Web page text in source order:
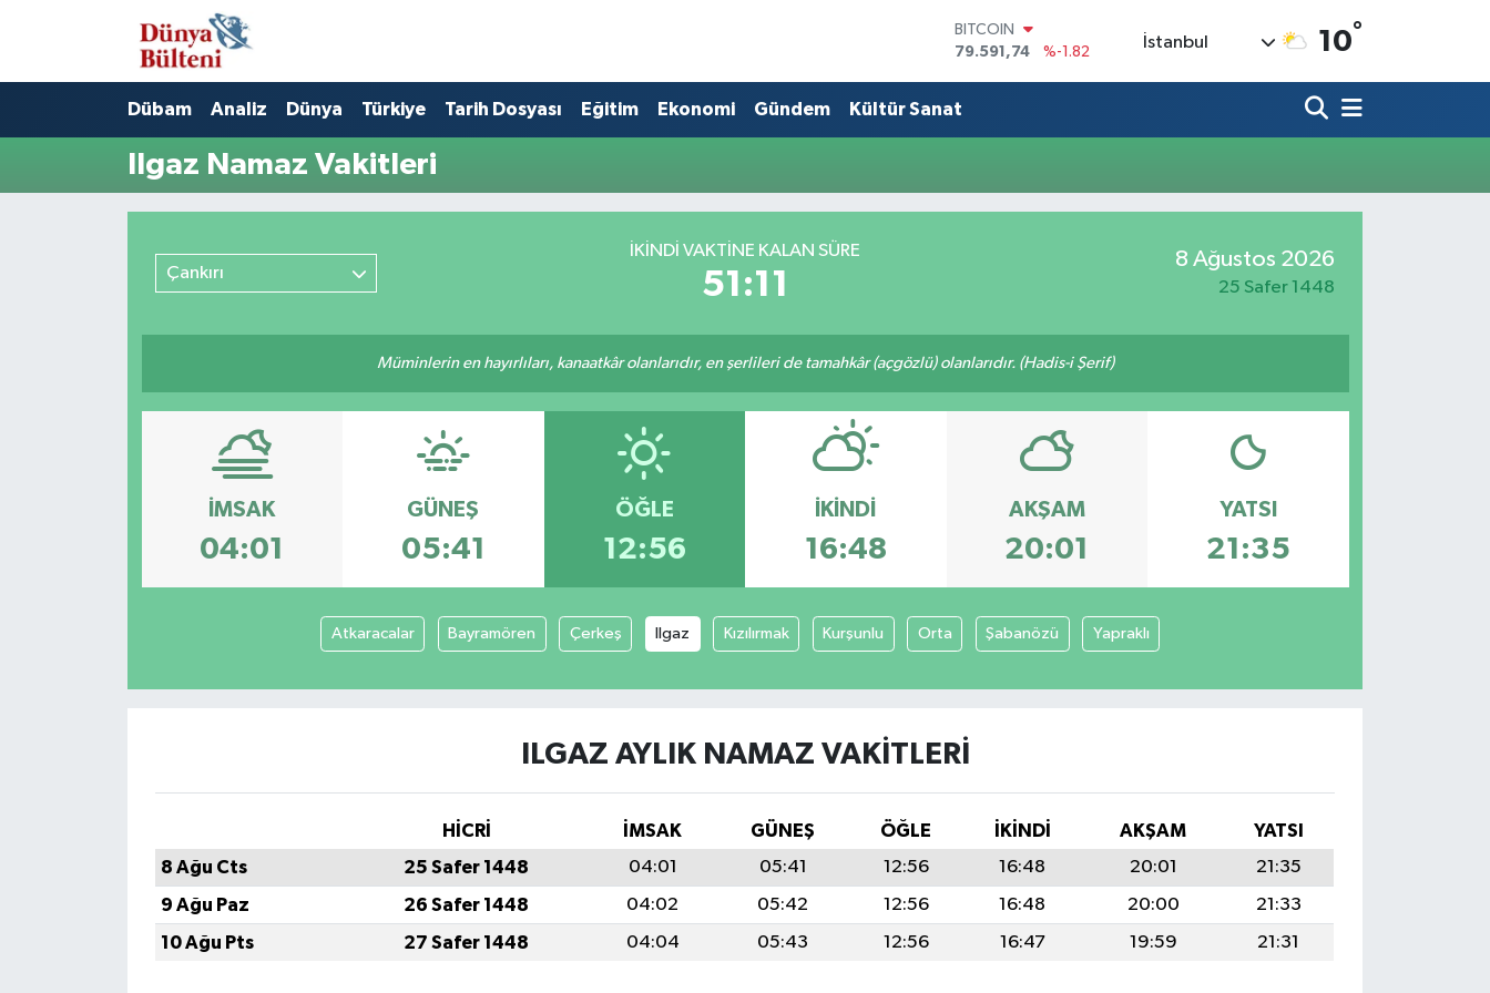
BITCOIN
79.591,74
%-1.82
EURO
53,38690
%0.19
İstanbul 10°
Dübam Analiz Dünya Türkiye Tarih Dosyası Eğitim Ekonomi Gündem Kültür Sanat
Ilgaz Namaz Vakitleri
Çankırı
İKINDI VAKTİNE KALAN SÜRE
51:11
8 Ağustos 2026
25 Safer 1448
Müminlerin en hayırlıları, kanaatkâr olanlarıdır, en şerlileri de tamahkâr (açgözlü) olanlarıdır. (Hadis-i Şerif)
İMSAK
04:01
GÜNEŞ
05:41
ÖĞLE
12:56
İKINDI
16:48
AKŞAM
20:01
YATSI
21:35
Atkaracalar Bayramören Çerkeş Ilgaz Kızılırmak Kurşunlu Orta Şabanözü Yapraklı
ILGAZ AYLIK NAMAZ VAKITLERI
HİCRİ İMSAK GÜNEŞ ÖĞLE İKINDI AKŞAM
YATSI
8 Ağu Cts
25 Safer 1448 04:01 05:41 12:56 16:48 20:01
21:35
9 Ağu Paz
26 Safer 1448 04:02 05:42 12:56 16:48 20:00
21:33
10 Ağu Pts
27 Safer 1448 04:04 05:43 12:56 16:47 19:59 21:31
Nöbetçi Eczaneler
Hava Durumu
Namaz Vakitleri
Trafik Durumu